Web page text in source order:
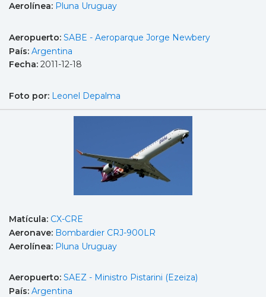
Aerolínea: Pluna Uruguay
Aeropuerto: SABE - Aeroparque Jorge Newbery
País: Argentina
Fecha: 2011-12-18
Foto por: Leonel Depalma
Matícula: CX-CRE
Aeronave: Bombardier CRJ-900LR
Aerolínea: Pluna Uruguay
Aeropuerto: SAEZ - Ministro Pistarini (Ezeiza)
País: Argentina